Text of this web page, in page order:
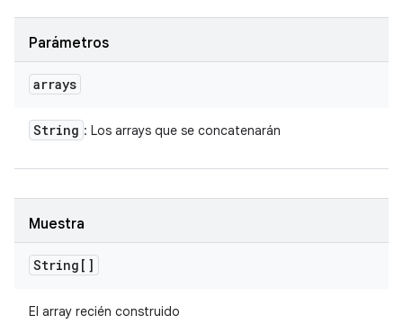
Parámetros
arrays
String : Los arrays que se concatenarán
Muestra
String[]
El array recién construido